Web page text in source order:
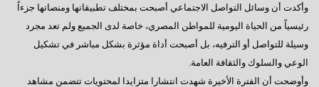
وأكدت أن وسائل التواصل الاجتماعي أصبحت بمختلف تطبيقاتها ومنصاتها جزءاً
رئيسياً من الحياة اليومية للمواطن المصري، خاصة لدى الجميع ولم تعد مجرد
وسيلة للتواصل أو الترفيه، بل أصبحت أداة مؤثرة بشكل مباشر في تشكيل
الوعي والسلوك والثقافة العامة.
وأوضحت أن الفترة الأخيرة شهدت انتشارا متزايدا لمحتويات تتضمن مشاهد